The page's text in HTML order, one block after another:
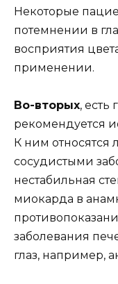
Некоторые
потемнении в
восприятия
применении.
Во-вторых,
рекомендуется
К ним относятся
сосудистыми
нестабильная
миокарда в
заболевания
глаз, например,